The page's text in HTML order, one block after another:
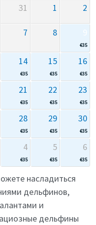
31 1 2
7 8
€35
14
€35
15
€35
16
€35
21
€35
22
€35
23
€35
28
€35
29
€35
30
€35
4
€35
5
€35
6
€35
насладиться
дельфинов,
и
дельфины